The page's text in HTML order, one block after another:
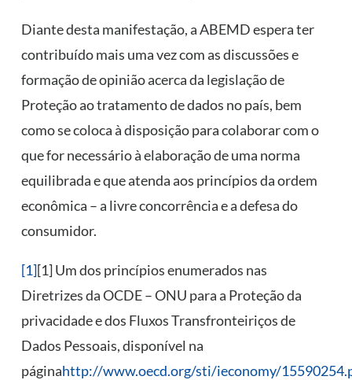
Diante desta manifestação, a ABEMD espera ter
contribuído mais uma vez com as discussões e
formação de opinião acerca da legislação de
Proteção ao tratamento de dados no país, bem
como se coloca à disposição para colaborar com o
que for necessário à elaboração de uma norma
equilibrada e que atenda aos princípios da ordem
econômica – a livre concorrência e a defesa do
consumidor.
[1][1] Um dos princípios enumerados nas
Diretrizes da OCDE – ONU para a Proteção da
privacidade e dos Fluxos Transfronteiriços de
Dados Pessoais, disponível na
páginahttp://www.oecd.org/sti/ieconomy/